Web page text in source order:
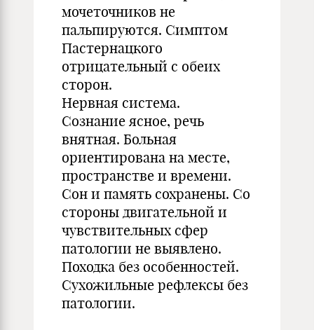
мочеточников не
пальпируются. Симптом
Пастернацкого
отрицательный с обеих
сторон.
Нервная система.
Сознание ясное, речь
внятная. Больная
ориентирована на месте,
пространстве и времени.
Сон и память сохранены. Со
стороны двигательной и
чувствительных сфер
патологии не выявлено.
Походка без особенностей.
Сухожильные рефлексы без
патологии.